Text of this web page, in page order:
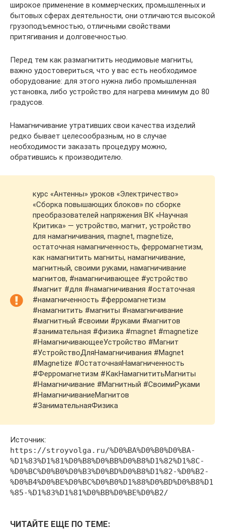
широкое применение в коммерческих, промышленных и
бытовых сферах деятельности, они отличаются высокой
грузоподъемностью, отличными свойствами
притягивания и долговечностью.
Перед тем как размагнитить неодимовые магниты,
важно удостовериться, что у вас есть необходимое
оборудование: для этого нужна либо промышленная
установка, либо устройство для нагрева минимум до 80
градусов.
Намагничивание утративших свои качества изделий
редко бывает целесообразным, но в случае
необходимости заказать процедуру можно,
обратившись к производителю.
курс «Антенны» уроков «Электричество»
«Сборка повышающих блоков» по сборке
преобразователей напряжения ВК «Научная
Критика» — устройство, магнит, устройство
для намагничивания, magnet, magnetize,
остаточная намагниченность, ферромагнетизм,
как намагнитить магниты, намагничивание,
магнитный, своими руками, намагничивание
магнитов, #намагничивающее #устройство
#магнит #для #намагничивания #остаточная
#намагниченность #ферромагнетизм
#намагнитить #магниты #намагничивание
#магнитный #своими #руками #магнитов
#занимательная #физика #magnet #magnetize
#НамагничивающееУстройство #Магнит
#УстройствоДляНамагничивания #Magnet
#Magnetize #ОстаточнаяНамагниченность
#Ферромагнетизм #КакНамагнититьМагниты
#Намагничивание #Магнитный #СвоимиРуками
#НамагничиваниеМагнитов
#ЗанимательнаяФизика
Источник:
https://stroyvolga.ru/%D0%BA%D0%B0%D0%BA-
%D1%83%D1%81%D0%B8%D0%BB%D0%B8%D1%82%D1%8C-
%D0%BC%D0%B0%D0%B3%D0%BD%D0%B8%D1%82-%D0%B2-
%D0%B4%D0%BE%D0%BC%D0%B0%D1%88%D0%BD%D0%B8%D1
%85-%D1%83%D1%81%D0%BB%D0%BE%D0%B2/
ЧИТАЙТЕ ЕЩЕ ПО ТЕМЕ: